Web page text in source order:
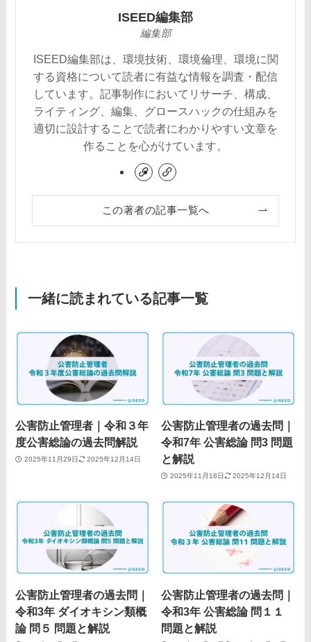
ISEED編集部
編集部
ISEED編集部は、環境技術、環境倫理、環境に関
する資格について読者に有益な情報を調査・配信
しています。記事制作においてリサーチ、構成、
ライティング、編集、グロースハックの仕組みを
適切に設計することで読者にわかりやすい文章を
作ることを心がけています。
この著者の記事一覧へ
一緒に読まれている記事一覧
公害防止管理者｜令和３年
度公害総論の過去問解説
2025年11月29日 2025年12月14日
公害防止管理者の過去問｜
令和7年 公害総論 問3 問題
と解説
2025年11月18日 2025年12月14日
公害防止管理者の過去問｜
令和3年 ダイオキシン類概
論 問５ 問題と解説
公害防止管理者の過去問｜
令和3年 公害総論 問１１
問題と解説